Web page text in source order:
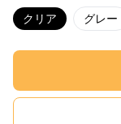
クリア グレー